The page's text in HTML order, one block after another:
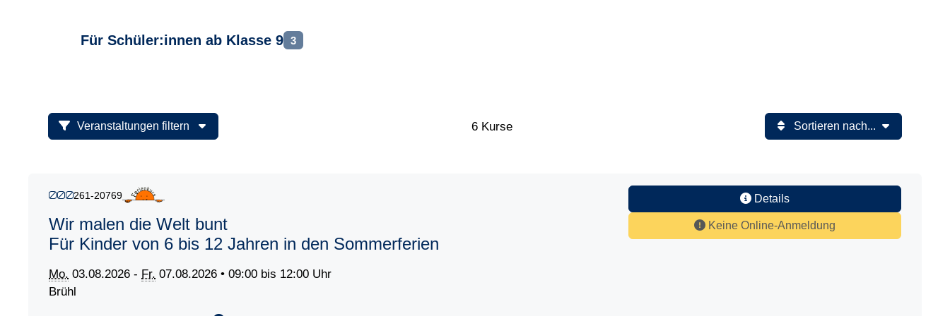
Für Schüler:innen ab Klasse 9 3
Veranstaltungen filtern 6 Kurse Sortieren nach...
261-20769
Wir malen die Welt bunt
Für Kinder von 6 bis 12 Jahren in den Sommerferien
Mo. 03.08.2026 - Fr. 07.08.2026 • 09:00 bis 12:00 Uhr
Brühl
Details
Keine Online-Anmeldung